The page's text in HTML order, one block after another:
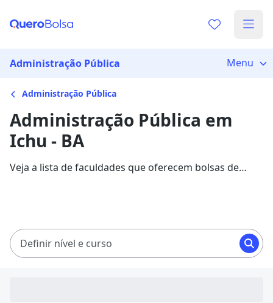
Administração Pública Menu
Administração Pública
Administração Pública em
Ichu - BA
Veja a lista de faculdades que oferecem bolsas de
Definir nível e curso